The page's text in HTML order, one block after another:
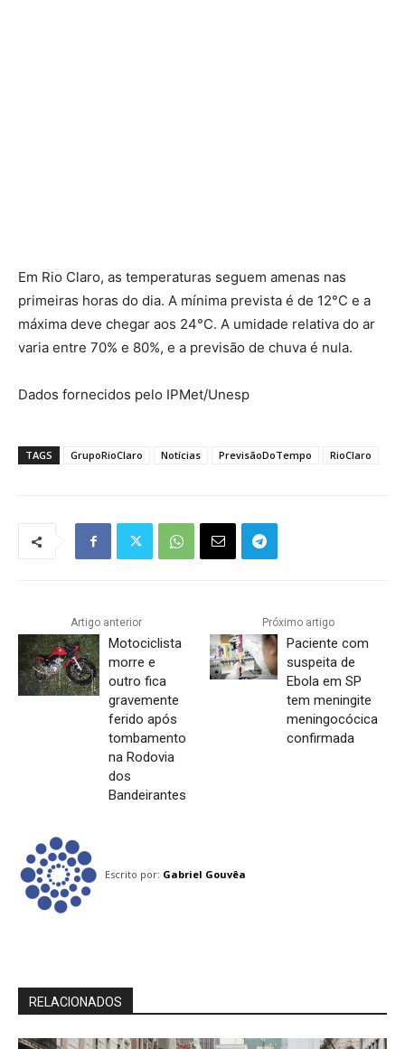
Em Rio Claro, as temperaturas seguem amenas nas
primeiras horas do dia. A mínima prevista é de 12°C e a
máxima deve chegar aos 24°C. A umidade relativa do ar
varia entre 70% e 80%, e a previsão de chuva é nula.
Dados fornecidos pelo IPMet/Unesp
TAGS GrupoRioClaro Notícias PrevisãoDoTempo RioClaro
Artigo anterior
Motociclista
morre e
outro fica
gravemente
ferido após
tombamento
na Rodovia
dos
Bandeirantes
Próximo artigo
Paciente com
suspeita de
Ebola em SP
tem meningite
meningocócica
confirmada
Escrito por: Gabriel Gouvêa
RELACIONADOS